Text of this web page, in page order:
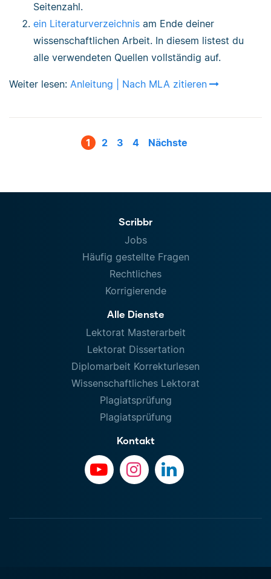
Seitenzahl.
ein Literaturverzeichnis am Ende deiner
wissenschaftlichen Arbeit. In diesem listest du
alle verwendeten Quellen vollständig auf.
Weiter lesen: Anleitung | Nach MLA zitieren
1 2 3 4 Nächste
Scribbr
Jobs
Häufig gestellte Fragen
Rechtliches
Korrigierende
Alle Dienste
Lektorat Masterarbeit
Lektorat Dissertation
Diplomarbeit Korrekturlesen
Wissenschaftliches Lektorat
Plagiatsprüfung
Plagiatsprüfung
Kontakt